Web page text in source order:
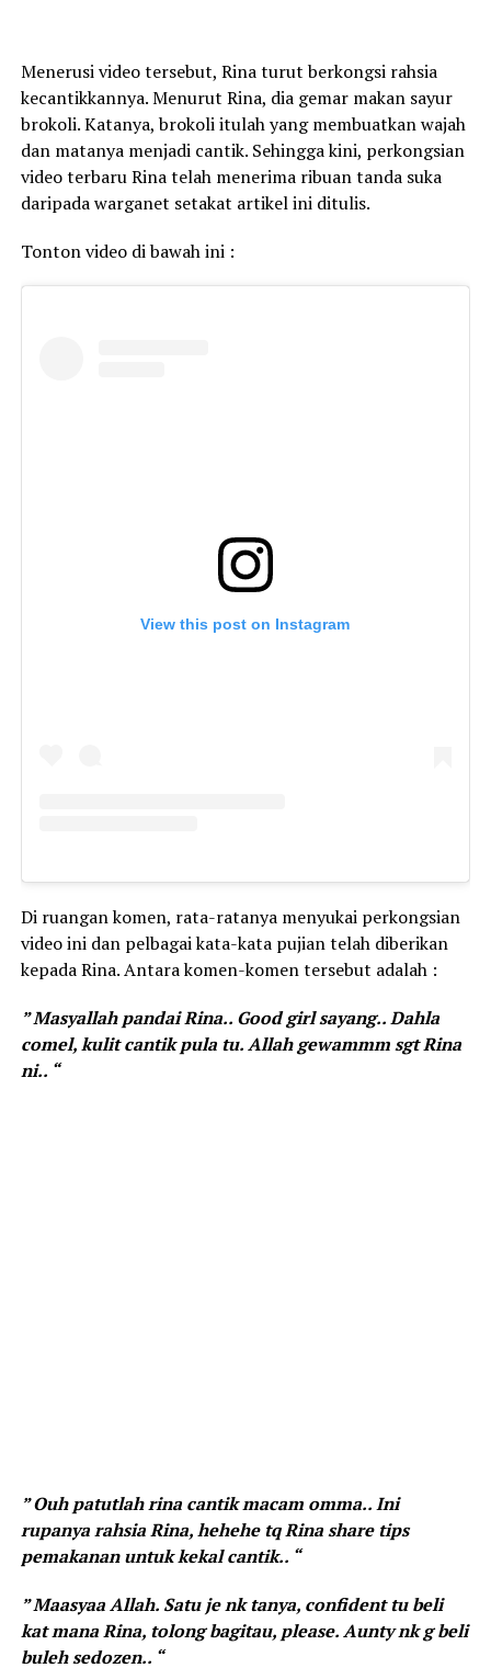
Menerusi video tersebut, Rina turut berkongsi rahsia
kecantikkannya. Menurut Rina, dia gemar makan sayur
brokoli. Katanya, brokoli itulah yang membuatkan wajah
dan matanya menjadi cantik. Sehingga kini, perkongsian
video terbaru Rina telah menerima ribuan tanda suka
daripada warganet setakat artikel ini ditulis.
Tonton video di bawah ini :
View this post on Instagram
Di ruangan komen, rata-ratanya menyukai perkongsian
video ini dan pelbagai kata-kata pujian telah diberikan
kepada Rina. Antara komen-komen tersebut adalah :
” Masyallah pandai Rina.. Good girl sayang.. Dahla
comel, kulit cantik pula tu. Allah gewammm sgt Rina
ni.. “
” Ouh patutlah rina cantik macam omma.. Ini
rupanya rahsia Rina, hehehe tq Rina share tips
pemakanan untuk kekal cantik.. “
” Maasyaa Allah. Satu je nk tanya, confident tu beli
kat mana Rina, tolong bagitau, please. Aunty nk g beli
buleh sedozen.. “